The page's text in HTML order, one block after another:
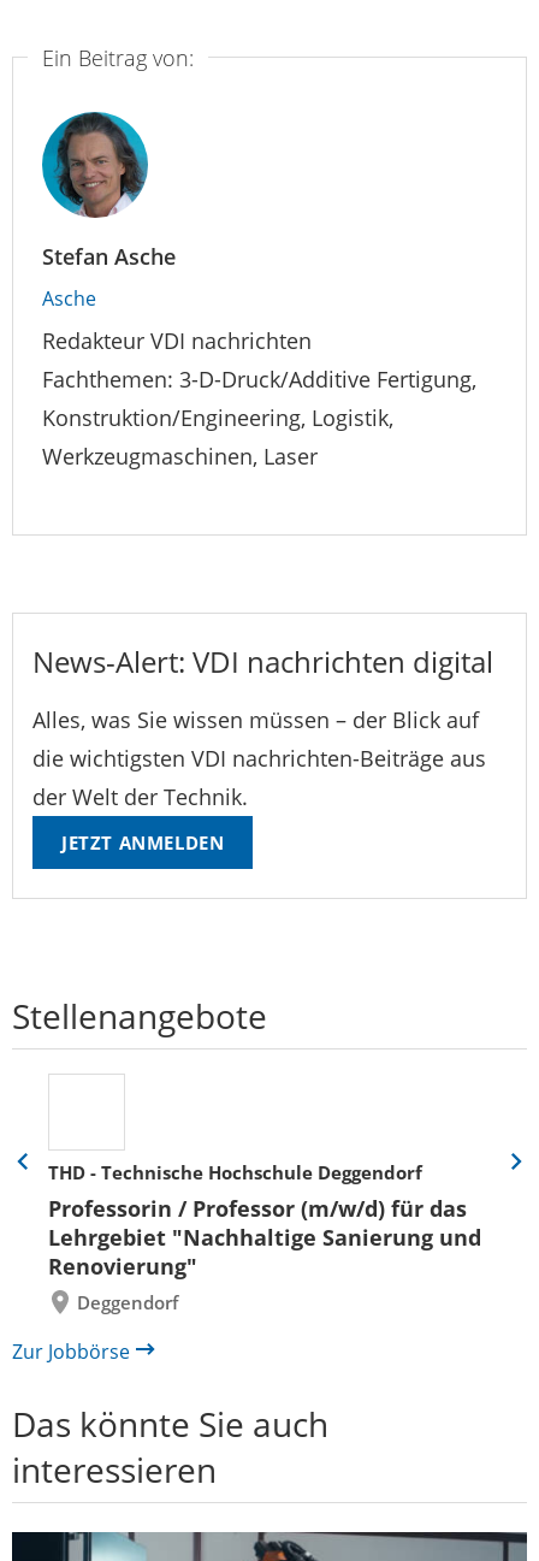
Ein Beitrag von:
Stefan Asche
Asche
Redakteur VDI nachrichten
Fachthemen: 3-D-Druck/Additive Fertigung,
Konstruktion/Engineering, Logistik,
Werkzeugmaschinen, Laser
News-Alert: VDI nachrichten digital
Alles, was Sie wissen müssen – der Blick auf
die wichtigsten VDI nachrichten-Beiträge aus
der Welt der Technik.
JETZT ANMELDEN
Stellenangebote
THD - Technische Hochschule Deggendorf
Professorin / Professor (m/w/d) für das
Lehrgebiet "Nachhaltige Sanierung und
Renovierung"
Deggendorf
Eine
zurück
Eine
Zur Jobbörse
Das könnte Sie auch
interessieren